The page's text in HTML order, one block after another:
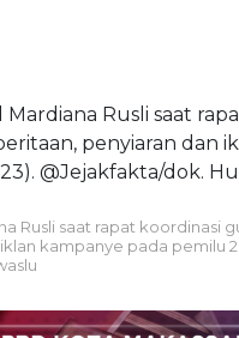
Rusli saat rapat koordinasi
kampanye pada pemilu